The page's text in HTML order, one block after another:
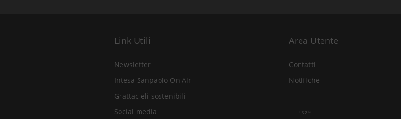
Link Utili
Newsletter
Intesa Sanpaolo On Air
Grattacieli sostenibili
Social media
Area Utente
Contatti
Notifiche
Lingua